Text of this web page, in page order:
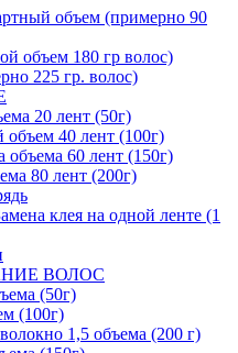
объем (примерно 90
объем 180 гр волос)
225 гр. волос)
20 лент (50г)
40 лент (100г)
60 лент (150г)
80 лент (200г)
клея на одной ленте (1
ВОЛОС
(50г)
(100г)
1,5 объема (200 г)